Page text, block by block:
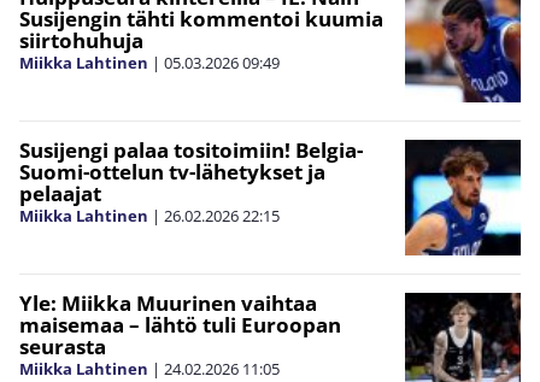
Susijengin tähti kommentoi kuumia
siirtohuhuja
Miikka Lahtinen | 05.03.202609:49
Susijengi palaa tositoimiin! Belgia-
Suomi-ottelun tv-lähetykset ja
pelaajat
Miikka Lahtinen | 26.02.202622:15
Yle: Miikka Muurinen vaihtaa
maisemaa – lähtö tuli Euroopan
seurasta
Miikka Lahtinen | 24.02.2026 11:05